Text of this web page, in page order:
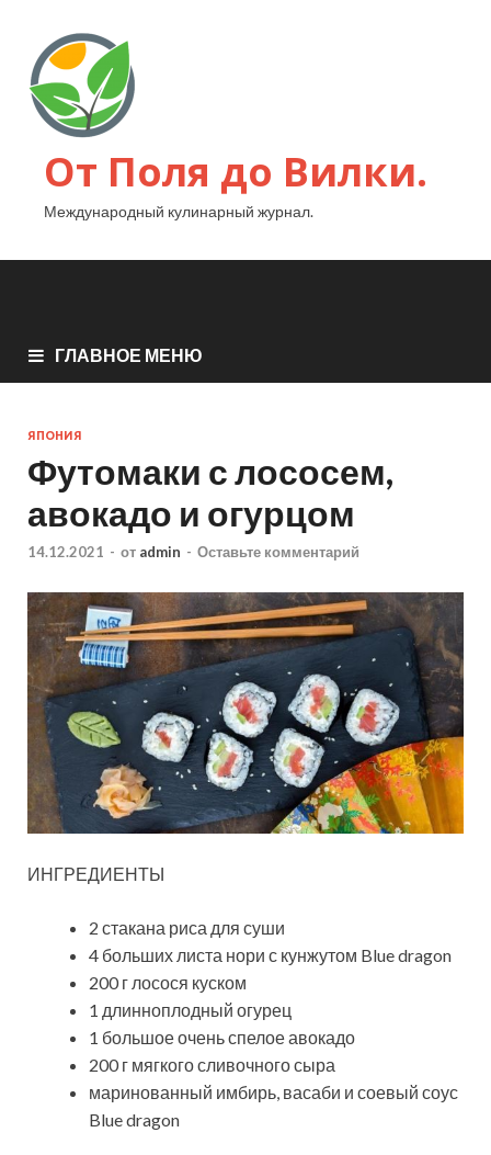
От Поля до Вилки.
Международный кулинарный журнал.
ГЛАВНОЕ МЕНЮ
ЯПОНИЯ
Футомаки с лососем,
авокадо и огурцом
14.12.2021 - от admin - Оставьте комментарий
ИНГРЕДИЕНТЫ
2 стакана риса для суши
4 больших листа нори с кунжутом Blue dragon
200 г лосося куском
1 длинноплодный огурец
1 большое очень спелое авокадо
200 г мягкого сливочного сыра
маринованный имбирь, васаби и соевый соус
Blue dragon